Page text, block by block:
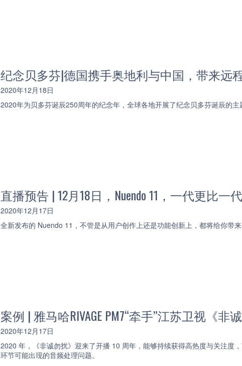
纪念贝多芬|德国携手奥地利与中国，带来远
2020年12月18日
2020年为贝多芬诞辰250周年的纪念年，全球各地开展了纪念贝多芬诞辰的主
直播预告 | 12月18日，Nuendo 11，一代更比一
2020年12月17日
全新发布的 Nuendo 11，不管是从用户创作上还是功能创新上，都将给你带来
案例 | 雅马哈RIVAGE PM7“牵手”江苏卫视《非
2020年12月17日
2020 年，《非诚勿扰》迎来了开播 10 周年，能够持续获得高热度与关注度
环节可能出现的音频处理问题。